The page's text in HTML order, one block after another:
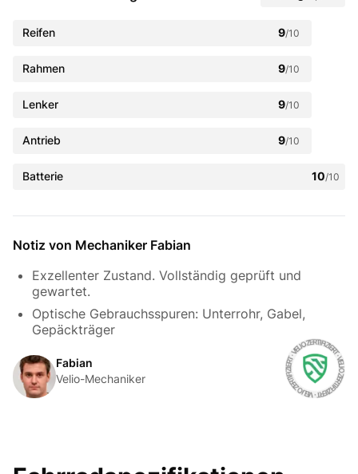
Reifen 9/10
Rahmen 9/10
Lenker 9/10
Antrieb 9/10
Batterie 10/10
Notiz von Mechaniker Fabian
Exzellenter Zustand. Vollständig geprüft und
gewartet.
Optische Gebrauchsspuren: Unterrohr, Gabel,
Gepäckträger
Fabian
Velio-Mechaniker